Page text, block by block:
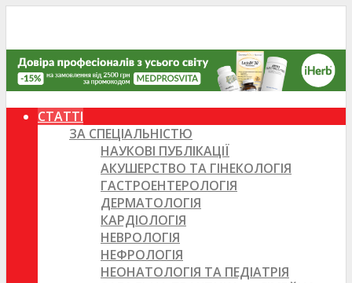
СТАТТІ
ЗА СПЕЦІАЛЬНІСТЮ
НАУКОВІ ПУБЛІКАЦІЇ
АКУШЕРСТВО ТА ГІНЕКОЛОГІЯ
ГАСТРОЕНТЕРОЛОГІЯ
ДЕРМАТОЛОГІЯ
КАРДІОЛОГІЯ
НЕВРОЛОГІЯ
НЕФРОЛОГІЯ
НЕОНАТОЛОГІЯ ТА ПЕДІАТРІЯ